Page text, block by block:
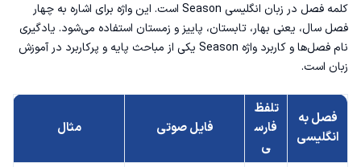
کلمه فصل در زبان انگلیسی Season است. این واژه برای اشاره به چهار
فصل سال، یعنی بهار، تابستان، پاییز و زمستان استفاده می‌شود. یادگیری
نام فصل‌ها و کاربرد واژه Season یکی از مباحث پایه و پرکاربرد در آموزش
زبان است.
فصل به
انگلیسی
تلفظ
فارس
ی
فایل صوتی مثال